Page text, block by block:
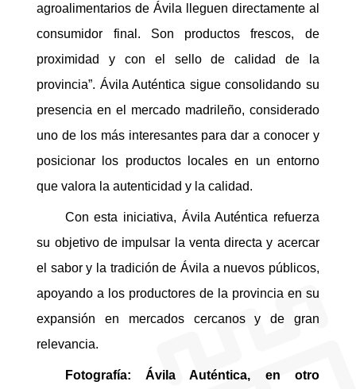
agroalimentarios de Ávila lleguen directamente al
consumidor final. Son productos frescos, de
proximidad y con el sello de calidad de la
provincia”. Ávila Auténtica sigue consolidando su
presencia en el mercado madrileño, considerado
uno de los más interesantes para dar a conocer y
posicionar los productos locales en un entorno
que valora la autenticidad y la calidad.
Con esta iniciativa, Ávila Auténtica refuerza
su objetivo de impulsar la venta directa y acercar
el sabor y la tradición de Ávila a nuevos públicos,
apoyando a los productores de la provincia en su
expansión en mercados cercanos y de gran
relevancia.
Fotografía: Ávila Auténtica, en otro